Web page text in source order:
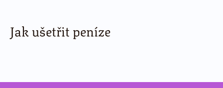
Jak ušetřit peníze